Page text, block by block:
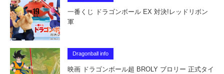
一番くじ ドラゴンボール EX 対決!レッドリボン
軍
Dragonball info
映画 ドラゴンボール超 BROLY ブロリー 正式タイ